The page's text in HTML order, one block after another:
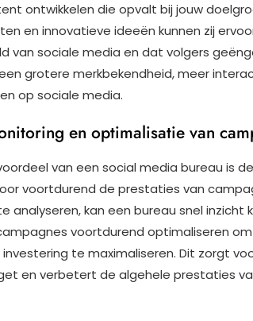
ontwikkelen die opvalt bij jouw
en innovatieve ideeën kunnen zij
van sociale media en dat volgers
grotere merkbekendheid, meer
op sociale media.
en optimalisatie van
van een social media bureau is
voortdurend de prestaties van
analyseren, kan een bureau snel inzicht
voortdurend optimaliseren
te maximaliseren. Dit zorgt
en verbetert de algehele prestaties